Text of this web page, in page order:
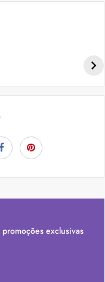
exclusivas